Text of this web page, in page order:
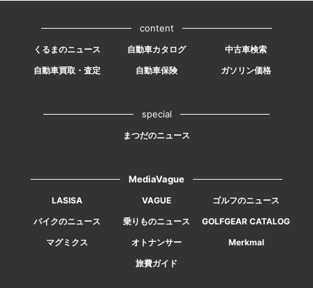
content
くるまのニュース 自動車カタログ
中古車検索
自動車買取・査定
自動車保険 ガソリン価格
special
まつだのニュース
MediaVague
LASISA VAGUE
ゴルフのニュース
バイクのニュース
乗りものニュース
GOLFGEAR CATALOG
マグミクス
オトナンサー
Merkmal
旅費ガイド